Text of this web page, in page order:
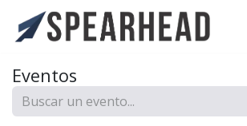
Eventos